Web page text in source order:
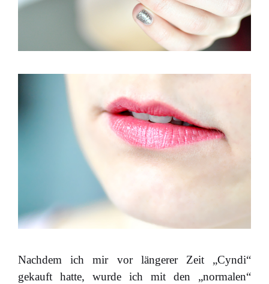
Nachdem ich mir vor längerer Zeit „Cyndi“
gekauft hatte, wurde ich mit den „normalen“